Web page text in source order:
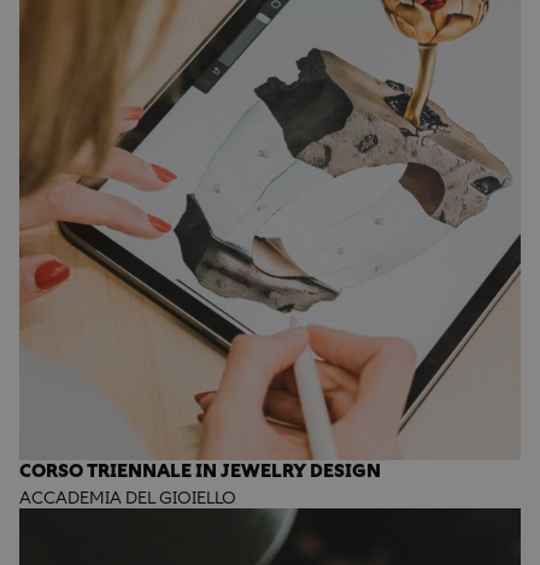
CORSO TRIENNALE IN JEWELRY DESIGN
ACCADEMIA DEL GIOIELLO